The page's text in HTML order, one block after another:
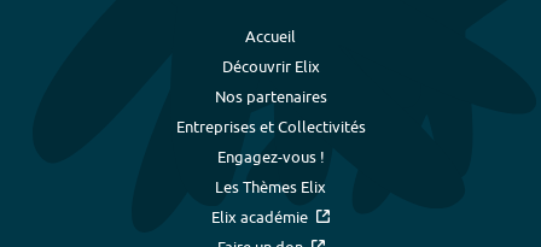
Accueil
Découvrir Elix
Nos partenaires
Entreprises et Collectivités
Engagez-vous !
Les Thèmes Elix
Elix académie